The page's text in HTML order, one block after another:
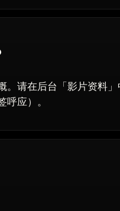
。请在后台「影片资料
应）。